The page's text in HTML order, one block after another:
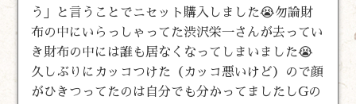
う」と言うことでニセット購入しました😭勿論財
布の中にいらっしゃってた渋沢栄一さんが去ってい
き財布の中には誰も居なくなってしまいました😭
久しぶりにカッコつけた（カッコ悪いけど）ので顔
がひきつってたのは自分でも分かってましたしGの